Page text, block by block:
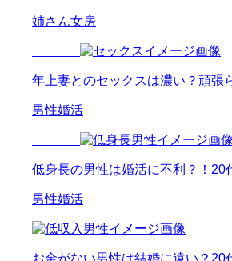
姉さん女房
年上妻とのセックスは濃い？頑張
男性婚活
低身長の男性は婚活に不利？！20
男性婚活
お金がない男性は結婚に遠い？20